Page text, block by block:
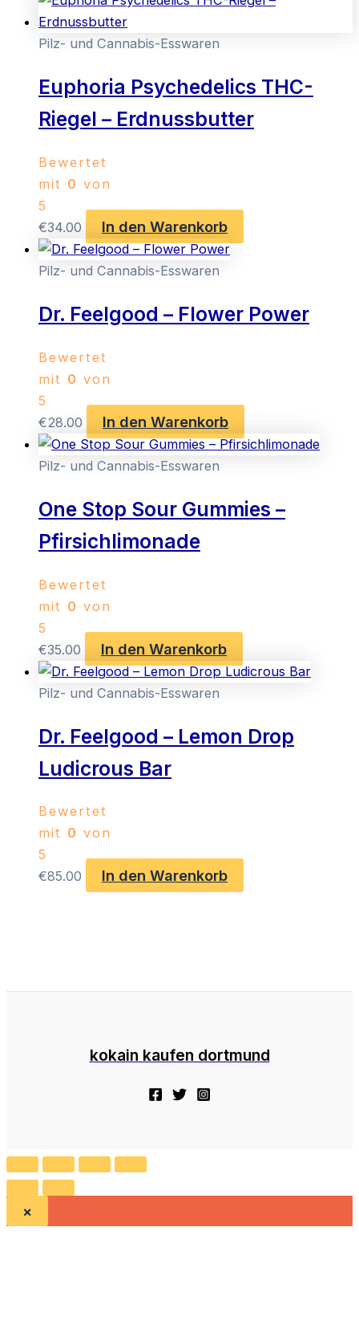
Pilz- und Cannabis-Esswaren
Euphoria Psychedelics THC-
Riegel – Erdnussbutter
Bewertet
mit 0 von
5
€34.00 In den Warenkorb
Pilz- und Cannabis-Esswaren
Dr. Feelgood – Flower Power
Bewertet
mit 0 von
5
€28.00 In den Warenkorb
Pilz- und Cannabis-Esswaren
One Stop Sour Gummies –
Pfirsichlimonade
Bewertet
mit 0 von
5
€35.00 In den Warenkorb
Pilz- und Cannabis-Esswaren
Dr. Feelgood – Lemon Drop
Ludicrous Bar
Bewertet
mit 0 von
5
€85.00 In den Warenkorb
kokain kaufen dortmund
×